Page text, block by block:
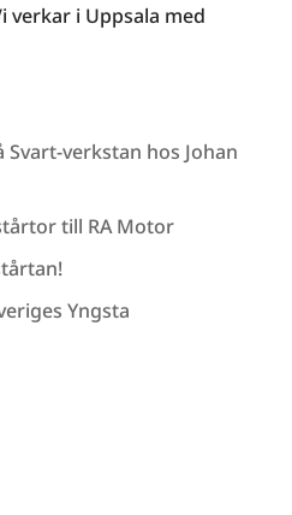
verkar i Uppsala med
verkstan hos Johan
till RA Motor
Yngsta